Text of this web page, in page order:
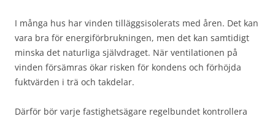
I många hus har vinden tilläggsisolerats med åren. Det kan
vara bra för energiförbrukningen, men det kan samtidigt
minska det naturliga självdraget. När ventilationen på
vinden försämras ökar risken för kondens och förhöjda
fuktvärden i trä och takdelar.
Därför bör varje fastighetsägare regelbundet kontrollera